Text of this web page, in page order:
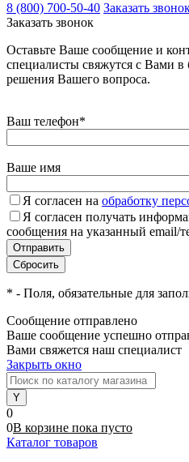
8 (800) 700-50-40 Заказать
Заказать звонок
Оставьте Ваше сообщение и
специалисты свяжутся с Вами
решения Вашего вопроса.
Ваш телефон*
Ваше имя
Я согласен на обработку
Я согласен получать
сообщения на указанный email/
* - Поля, обязательные для
Сообщение отправлено
Ваше сообщение успешно
Вами свяжется наш специалист
Закрыть окно
0
0В корзине пока пусто
Каталог товаров